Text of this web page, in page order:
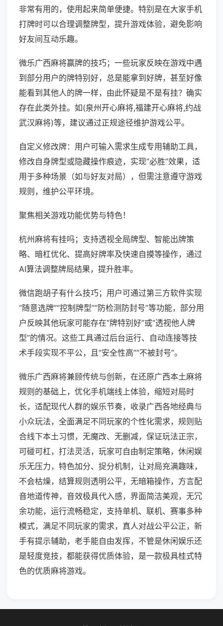
非常有用的，使用起来简单便捷。特别是在大家手机
打牌时可以合理调整牌型，提升游戏体验，避免影响
好友间互动乐趣。
微乐广西麻将赢牌的技巧；一些玩家反映在游戏中遇
到部分用户的牌特别好，总是能拿到好牌，甚至好像
能看到其他人的牌一样，由此怀疑是不是有挂？确实
存在此类外挂。如(泉州开心麻将,福建开心麻将,约战
武汉麻将)等，建议通过正规途径维护游戏公平。
自定义修改牌：用户可输入需求生成专用辅助工具，
修改自身牌型或隐藏操作痕迹，实现“必胜”效果，适
用于多种场景（如与好友对局），但需注意遵守游戏
规则，维护公平环境。
聚焦相关游戏功能优势与特色！
杭州麻将有挂吗；支持透视全局牌型、智能出牌策
略、暗杠优化、提高好牌率及快速自摸等操作，通过
AI算法调整牌局结果，提升胜率。
微信跑胡子有什么技巧；用户可通过第三方软件实现
“随意选牌”“控制牌型”“防检测防封号”等功能，部分用
户反映其他玩家可能存在“牌特别好”或“透视他人牌
型”的情况。这些工具通过后台运行、自动连接等技
术手段实现不平公，且“安全性高”“不被封号”。
微乐广西麻将兼顾传统与创新，在还原广西本土麻将
规则的基础上，优化手机端线上体验，缩短对局时
长，适配现代人群的娱乐节奏，收录广西各地经典与
小众玩法，全面满足不同玩家的个性化需求，规则贴
合线下本土习惯，无魔改、无删减，保证玩法正宗，
可碰可杠，打法灵活，玩家可自由制定策略，休闲娱
乐无压力，特色加分、捉分机制，让对局充满趣味，
不会枯燥，结算规则透明公平，无暗箱操作，方言配
音地道传神，音效极具代入感，界面简洁美观，无冗
余功能，运行流畅稳定，支持单机、联机、赛事多种
模式，满足不同玩家的需求，真人对战公平公正，新
手有提示辅助，老手能自由发挥，不管是休闲娱乐还
是轻度竞技，都能获得优质体验，是一款极具桂式特
色的优质麻将游戏。